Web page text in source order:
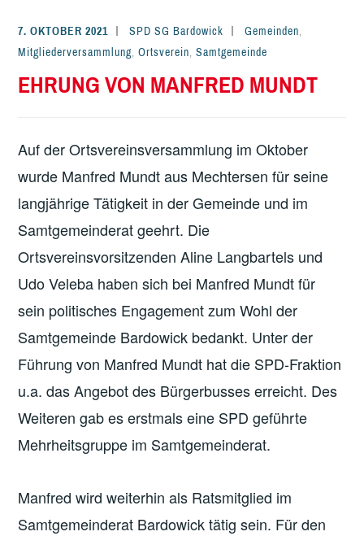
7. OKTOBER 2021 SPD SG Bardowick Gemeinden,
Mitgliederversammlung,Ortsverein,Samtgemeinde
EHRUNG VON MANFRED MUNDT
Auf der Ortsvereinsversammlung im Oktober
wurde Manfred Mundt aus Mechtersen für seine
langjährige Tätigkeit in der Gemeinde und im
Samtgemeinderat geehrt. Die
Ortsvereinsvorsitzenden Aline Langbartels und
Udo Veleba haben sich bei Manfred Mundt für
sein politisches Engagement zum Wohl der
Samtgemeinde Bardowick bedankt. Unter der
Führung von Manfred Mundt hat die SPD-Fraktion
u.a. das Angebot des Bürgerbusses erreicht. Des
Weiteren gab es erstmals eine SPD geführte
Mehrheitsgruppe im Samtgemeinderat.
Manfred wird weiterhin als Ratsmitglied im
Samtgemeinderat Bardowick tätig sein. Für den